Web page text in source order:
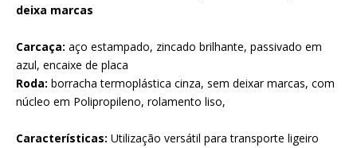
deixa marcas
Carcaça: aço estampado, zincado brilhante, passivado em
azul, encaixe de placa
Roda: borracha termoplástica cinza, sem deixar marcas, com
núcleo em Polipropileno, rolamento liso,
Características: Utilização versátil para transporte ligeiro